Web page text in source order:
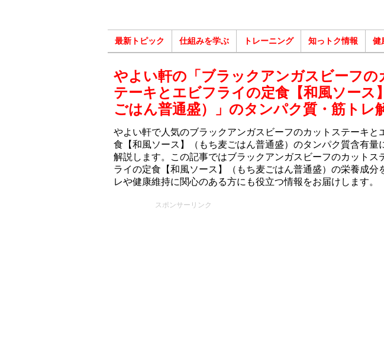
最新トピック 仕組みを学ぶ トレーニング 知っトク情報 健
やよい軒の「ブラックアンガスビーフの
テーキとエビフライの定食【和風ソース
ごはん普通盛）」のタンパク質・筋トレ
やよい軒で人気のブラックアンガスビーフのカットステーキと
食【和風ソース】（もち⻨ごはん普通盛）のタンパク質含有量
解説します。この記事ではブラックアンガスビーフのカットス
ライの定食【和風ソース】（もち⻨ごはん普通盛）の栄養成分
レや健康維持に関心のある方にも役立つ情報をお届けします。
スポンサーリンク